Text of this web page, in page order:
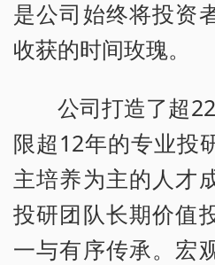
是公司始终将投资
收获的时间玫瑰。
公司打造了超
限超12年的专业投
主培养为主的人才
投研团队长期价值
一与有序传承。宏